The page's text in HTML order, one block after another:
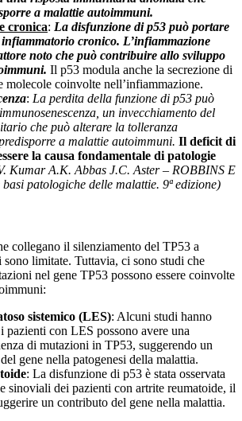
a malattie autoimmuni.
cronica: La disfunzione di p53 può portare
cronico. L’infiammazione
noto che può contribuire allo sviluppo
Il p53 modula anche la secrezione di
molecole coinvolte nell’infiammazione.
: La perdita della funzione di p53 può
un invecchiamento del
che può alterare la tolleranza
a malattie autoimmuni. Il deficit di
la causa fondamentale di patologie
Kumar A.K. Abbas J.C. Aster – ROBBINS E
patologiche delle malattie. 9ª edizione)
collegano il silenziamento del TP53 a
limitate. Tuttavia, ci sono studi che
nel gene TP53 possono essere coinvolte
sistemico (LES): Alcuni studi hanno
pazienti con LES possono avere una
di mutazioni in TP53, suggerendo un
gene nella patogenesi della malattia.
: La disfunzione di p53 è stata osservata
sinoviali dei pazienti con artrite reumatoide, il
un contributo del gene nella malattia.